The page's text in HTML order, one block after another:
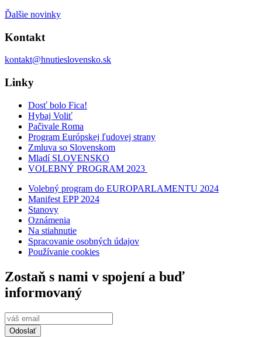
Ďalšie novinky
Kontakt
kontakt@hnutieslovensko.sk
Linky
Dosť bolo Fica!
Hybaj Voliť
Pačivale Roma
Program Európskej ľudovej strany
Zmluva so Slovenskom
Mladí SLOVENSKO
VOLEBNÝ PROGRAM 2023
Volebný program do EUROPARLAMENTU 2024
Manifest EPP 2024
Stanovy
Oznámenia
Na stiahnutie
Spracovanie osobných údajov
Používanie cookies
Zostaň s nami v spojení a buď
informovaný
Odoslať